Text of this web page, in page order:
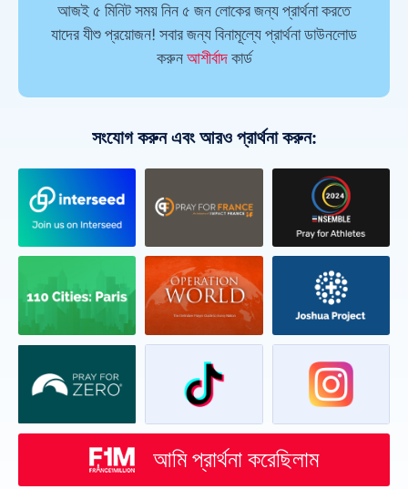
আজই ৫ মিনিট সময় নিন ৫ জন লোকের জন্য প্রার্থনা করতে
যাদের যীশু প্রয়োজন! সবার জন্য বিনামূল্যে প্রার্থনা ডাউনলোড
করুনআশীর্বাদকার্ড
সংযোগ করুন এবং আরও প্রার্থনা করুন:
আমি প্রার্থনা করেছিলাম